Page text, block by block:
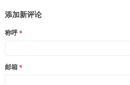
添加新评论
称呼
邮箱